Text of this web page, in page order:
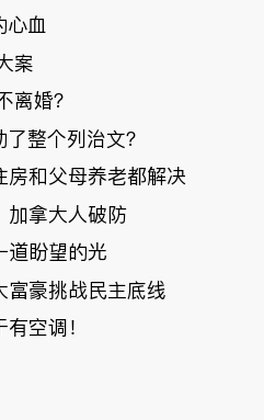
心血
案
离婚？
整个列治文？
房和父母养老都解决
加拿大人破防
道盼望的光
富豪挑战民主底线
空调！